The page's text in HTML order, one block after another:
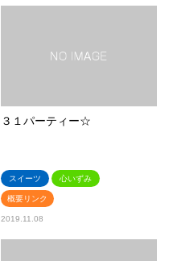
３１パーティー☆
スイーツ 心いずみ
概要リンク
2019.11.08